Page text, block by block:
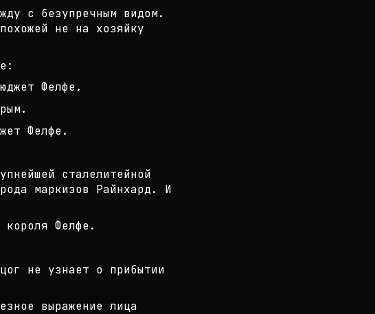
с безупречным видом.
не на хозяйку
Фелфе.
Фелфе.
сталелитейной
маркизов Райнхард. И
короля Фелфе.
не узнает о прибытии
выражение лица